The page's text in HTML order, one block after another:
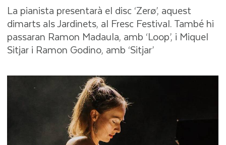
La pianista presentarà el disc ‘Zerø’, aquest
dimarts als Jardinets, al Fresc Festival. També hi
passaran Ramon Madaula, amb ‘Loop’, i Miquel
Sitjar i Ramon Godino, amb ‘Sitjar’